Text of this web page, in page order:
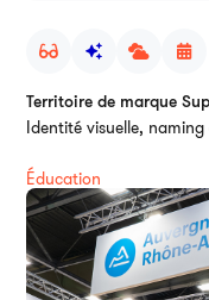
Territoire de marque
Identité visuelle,
Éducation